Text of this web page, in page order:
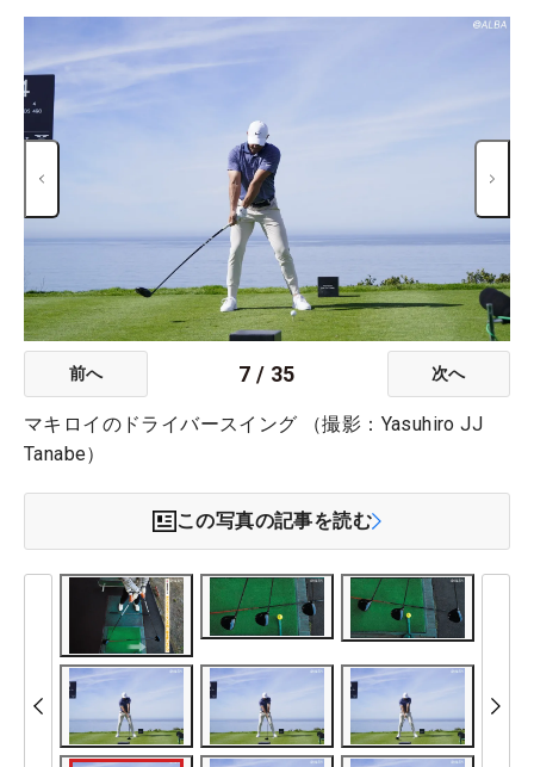
前へ 7 / 35 次へ
マキロイのドライバースイング （撮影：Yasuhiro JJ
Tanabe）
この写真の記事を読む